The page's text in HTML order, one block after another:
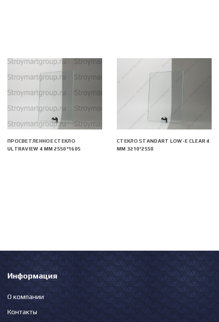
ПРОСВЕТЛЕННОЕ СТЕКЛО
ULTRAVIEW 4 ММ 2550*1605
СТЕКЛО STANDART LOW-E CLEAR 4
ММ 3210*2550
Информация
О компании
Контакты